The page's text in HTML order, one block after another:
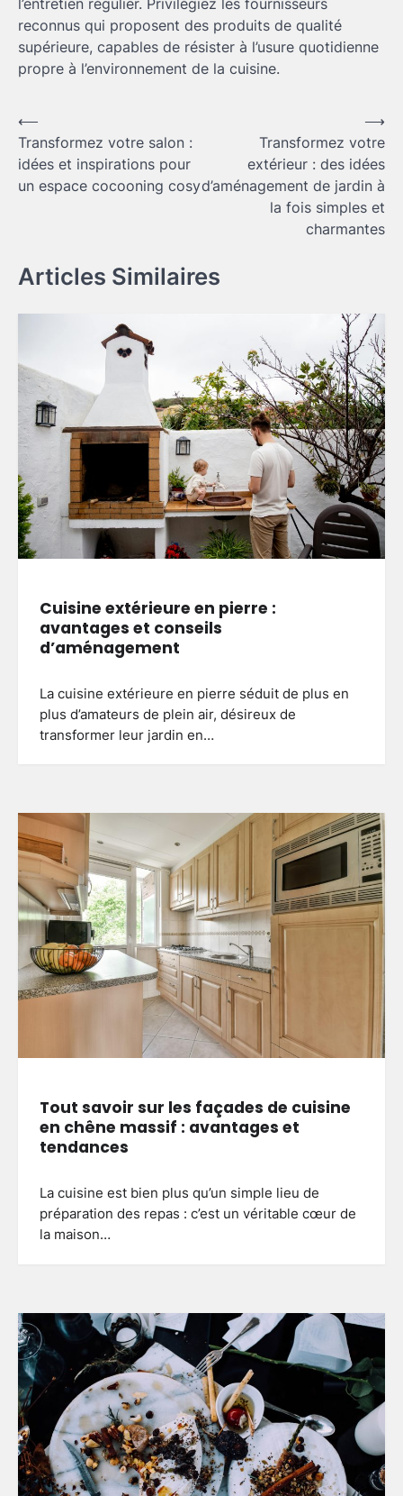
l’entretien régulier. Privilégiez les fournisseurs
reconnus qui proposent des produits de qualité
supérieure, capables de résister à l’usure quotidienne
propre à l’environnement de la cuisine.
Navigation
de
l’article
⟵
Transformez votre salon :
idées et inspirations pour
un espace cocooning cosy
Transformez votre
extérieur : des idées
d’aménagement de jardin à
la fois simples et
charmantes
⟶
Articles Similaires
Cuisine extérieure en pierre :
avantages et conseils
d’aménagement
La cuisine extérieure en pierre séduit de plus en
plus d’amateurs de plein air, désireux de
transformer leur jardin en…
Tout savoir sur les façades de cuisine
en chêne massif : avantages et
tendances
La cuisine est bien plus qu’un simple lieu de
préparation des repas : c’est un véritable cœur de
la maison…